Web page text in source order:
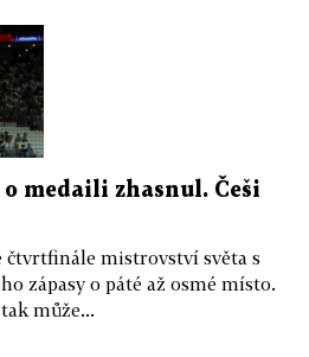
medaili zhasnul. Češi
čtvrtfinále mistrovství světa s
zápasy o páté až osmé místo.
může...